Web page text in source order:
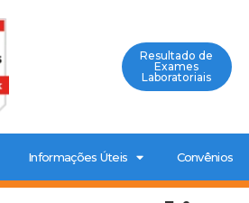
Resultado de
Exames
Laboratoriais
Informações Úteis Convênios